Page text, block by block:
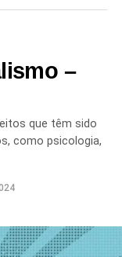
–
que têm sido
como psicologia,